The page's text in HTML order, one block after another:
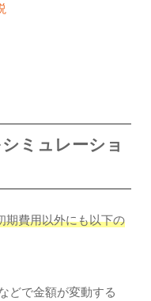
ミュレーショ
期費用以外にも以下の
どで金額が変動する